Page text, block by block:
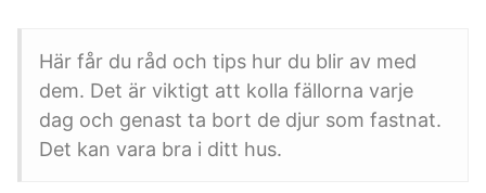
Här får du råd och tips hur du blir av med
dem. Det är viktigt att kolla fällorna varje
dag och genast ta bort de djur som fastnat.
Det kan vara bra i ditt hus.